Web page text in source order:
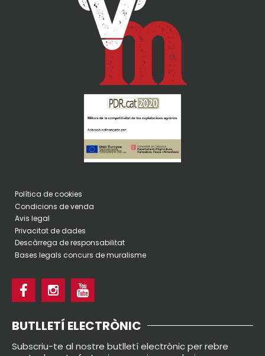
Política de cookies
Condicions de venda
Avis legal
Privacitat de dades
Descàrrega de responsabilitat
Bases legals concurs de muralisme
BUTLLETÍ ELECTRÒNIC
Subscriu-te al nostre butlletí electrònic per rebre